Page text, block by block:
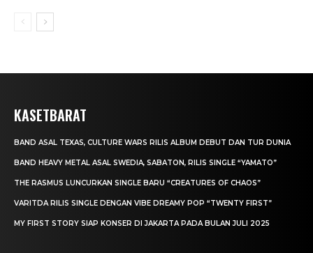
KASETBARAT
BAND ASAL TEXAS, CULTURE WARS RILIS ALBUM DEBUT DAN TUR DUNIA
BAND HEAVY METAL ASAL SWEDIA, SABATON, RILIS SINGLE “YAMATO”
THE RASMUS LUNCURKAN SINGLE BARU “CREATURES OF CHAOS”
VARITDA RILIS SINGLE DENGAN VIBE DREAMY POP “TWENTY FIRST”
MY FIRST STORY SIAP KONSER DI JAKARTA PADA BULAN JULI 2025